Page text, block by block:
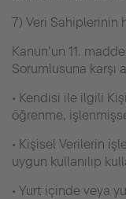
7) Veri Sahiplerinin
Kanun’un 11.
Sorumlusuna karşı
• Kendisi ile ilgili
öğrenme,
• Kişisel Verilerin
uygun kullanılıp
• Yurt içinde veya